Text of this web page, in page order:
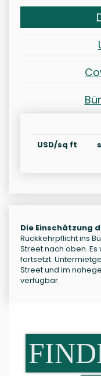
USD/sq ft
Die Einschätzung
Rückkehrpflicht ins
Street nach oben.
fortsetzt.
Street und im
verfügbar.